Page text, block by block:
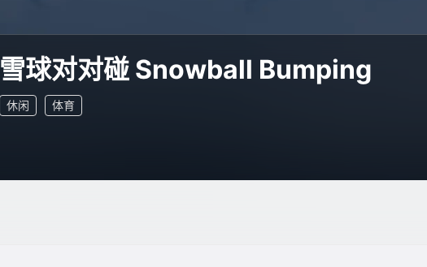
雪球对对碰 Snowball Bumping
休闲 体育